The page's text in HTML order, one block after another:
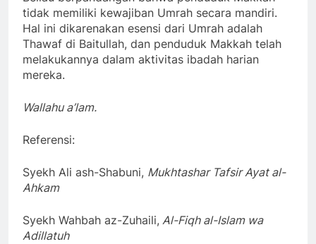
tidak memiliki kewajiban Umrah secara mandiri.
Hal ini dikarenakan esensi dari Umrah adalah
Thawaf di Baitullah, dan penduduk Makkah telah
melakukannya dalam aktivitas ibadah harian
mereka.
Wallahu a’lam.
Referensi:
Syekh Ali ash-Shabuni, Mukhtashar Tafsir Ayat al-
Ahkam
Syekh Wahbah az-Zuhaili, Al-Fiqh al-Islam wa
Adillatuh